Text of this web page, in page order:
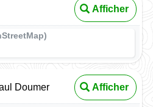
Afficher
Doumer Afficher